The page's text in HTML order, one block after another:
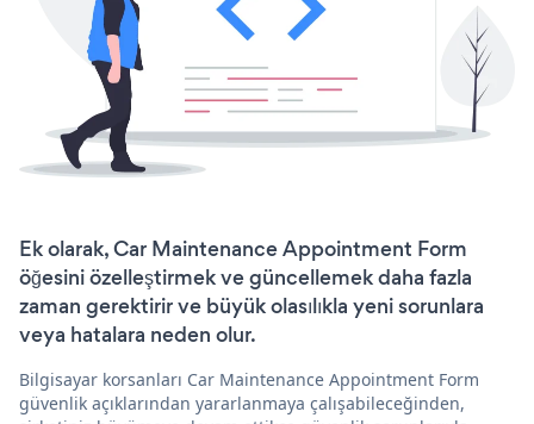
Ek olarak, Car Maintenance Appointment Form
öğesini özelleştirmek ve güncellemek daha fazla
zaman gerektirir ve büyük olasılıkla yeni sorunlara
veya hatalara neden olur.
Bilgisayar korsanları Car Maintenance Appointment Form
güvenlik açıklarından yararlanmaya çalışabileceğinden,